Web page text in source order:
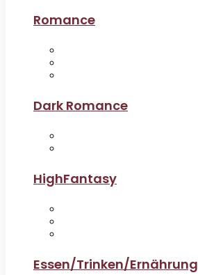
Romance
Dark Romance
HighFantasy
Essen/Trinken/Ernährung